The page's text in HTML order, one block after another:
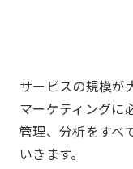
サービスの規模が
マーケティングに
管理、分析をすべ
いきます。